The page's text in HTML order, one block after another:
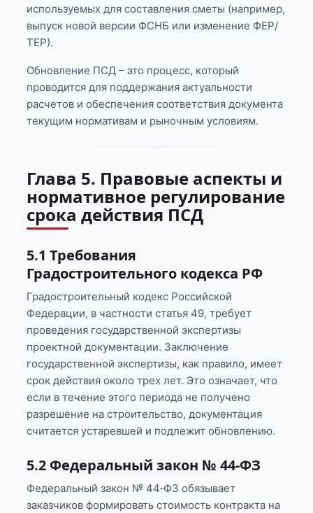
используемых для составления сметы (например,
выпуск новой версии ФСНБ или изменение ФЕР/
ТЕР).
Обновление ПСД – это процесс, который
проводится для поддержания актуальности
расчетов и обеспечения соответствия документа
текущим нормативам и рыночным условиям.
Глава 5. Правовые аспекты и
нормативное регулирование
срока действия ПСД
5.1 Требования
Градостроительного кодекса РФ
Градостроительный кодекс Российской
Федерации, в частности статья 49, требует
проведения государственной экспертизы
проектной документации. Заключение
государственной экспертизы, как правило, имеет
срок действия около трех лет. Это означает, что
если в течение этого периода не получено
разрешение на строительство, документация
считается устаревшей и подлежит обновлению.
5.2 Федеральный закон № 44‑ФЗ
Федеральный закон № 44‑ФЗ обязывает
заказчиков формировать стоимость контракта на